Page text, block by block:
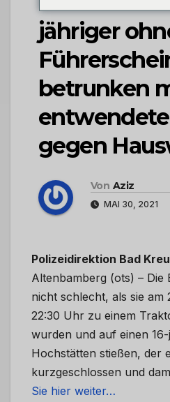
jähriger
betrunken
gegen
Von Aziz
MAI 30, 2021
Polizeidirektion Bad
Altenbamberg (ots) – Die
nicht schlecht, als sie am
22:30 Uhr zu einem
wurden und auf einen
Hochstätten stießen, der
kurzgeschlossen und
Sie hier weiter…